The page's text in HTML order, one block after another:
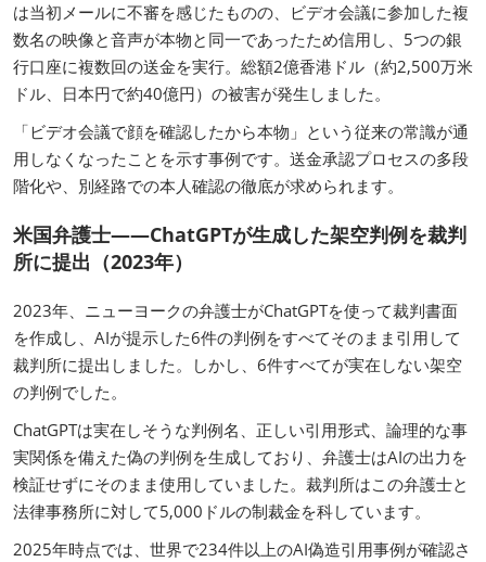
は当初メールに不審を感じたものの、ビデオ会議に参加した複
数名の映像と音声が本物と同一であったため信用し、5つの銀
行口座に複数回の送金を実行。総額2億香港ドル（約2,500万米
ドル、日本円で約40億円）の被害が発生しました。
「ビデオ会議で顔を確認したから本物」という従来の常識が通
用しなくなったことを示す事例です。送金承認プロセスの多段
階化や、別経路での本人確認の徹底が求められます。
米国弁護士——ChatGPTが生成した架空判例を裁判
所に提出（2023年）
2023年、ニューヨークの弁護士がChatGPTを使って裁判書面
を作成し、AIが提示した6件の判例をすべてそのまま引用して
裁判所に提出しました。しかし、6件すべてが実在しない架空
の判例でした。
ChatGPTは実在しそうな判例名、正しい引用形式、論理的な事
実関係を備えた偽の判例を生成しており、弁護士はAIの出力を
検証せずにそのまま使用していました。裁判所はこの弁護士と
法律事務所に対して5,000ドルの制裁金を科しています。
2025年時点では、世界で234件以上のAI偽造引用事例が確認さ